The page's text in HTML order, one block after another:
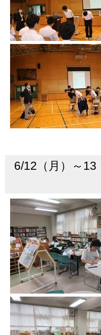
6/12（月）～13